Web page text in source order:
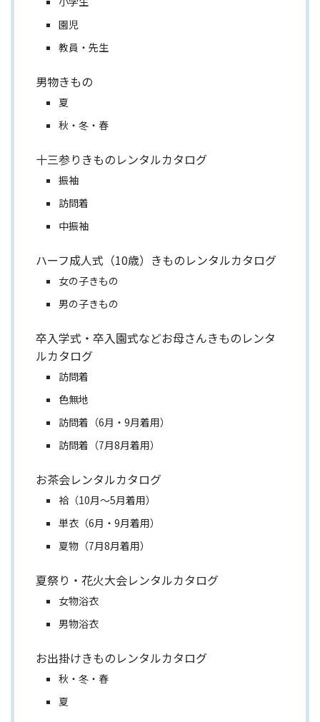
園児
教員・先生
男物きもの
夏
秋・冬・春
十三参りきものレンタルカタログ
振袖
訪問着
中振袖
ハーフ成人式（10歳）きものレンタルカタログ
女の子きもの
男の子きもの
卒入学式・卒入園式などお母さんきものレンタ
ルカタログ
訪問着
色無地
訪問着（6月・9月着用）
訪問着（7月8月着用）
お茶会レンタルカタログ
袷（10月～5月着用）
単衣（6月・9月着用）
夏物（7月8月着用）
夏祭り・花火大会レンタルカタログ
女物浴衣
男物浴衣
お出掛けきものレンタルカタログ
秋・冬・春
夏